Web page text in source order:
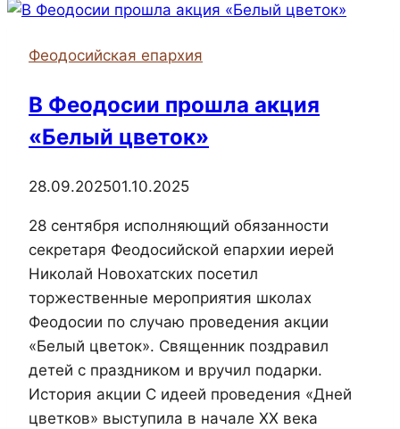
храме
Керчи
праздник
святых
Кирилла
Мефодия
Феодосийская епархия
В Феодосии прошла акция
«Белый цветок»
28.09.202501.10.2025
28 сентября исполняющий обязанности
секретаря Феодосийской епархии иерей
Николай Новохатских посетил
торжественные мероприятия школах
Феодосии по случаю проведения акции
«Белый цветок». Священник поздравил
детей с праздником и вручил подарки.
История акции С идеей проведения «Дней
цветков» выступила в начале XX века